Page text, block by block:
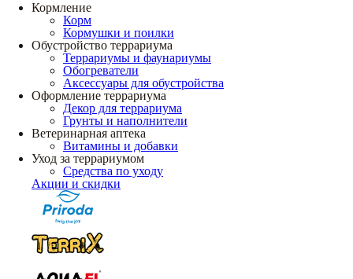
Кормление
Корм
Кормушки и поилки
Обустройство террариума
Террариумы и фаунариумы
Обогреватели
Аксессуары для обустройства
Оформление террариума
Декор для террариума
Грунты и наполнители
Ветеринарная аптека
Витамины и добавки
Уход за террариумом
Средства по уходу
Акции и скидки